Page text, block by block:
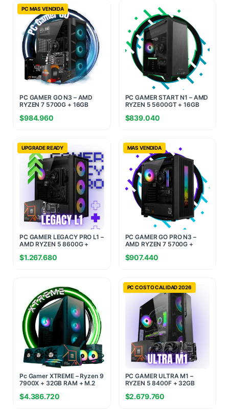
PC MAS VENDIDA
PC GAMER GO N3 – AMD
RYZEN 7 5700G + 16GB
$984.960
PC GAMER START N1 – AMD
RYZEN 5 5600GT + 16GB
$839.040
UPGRADE READY
PC GAMER LEGACY PRO L1 –
AMD RYZEN 5 8600G +
$1.267.680
MAS VENDIDA
PC GAMER GO PRO N3 –
AMD RYZEN 7 5700G +
$907.440
Pc Gamer XTREME – Ryzen 9
7900X + 32GB RAM + M.2
$4.386.720
PC COSTO CALIDAD 2026
PC GAMER ULTRA M1 –
RYZEN 5 8400F + 32GB
5060 8GB
$2.679.760